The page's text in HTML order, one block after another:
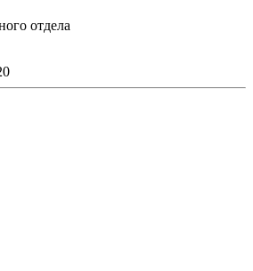
отдела